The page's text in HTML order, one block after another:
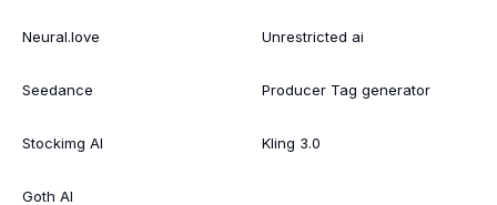
Neural.love
Seedance
Stockimg AI
Goth AI
Unrestricted ai
Producer Tag generator
Kling 3.0